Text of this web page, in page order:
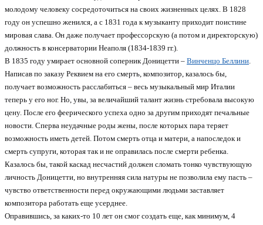
молодому человеку сосредоточиться на своих жизненных целях. В 1828
году он успешно женился, а с 1831 года к музыканту приходит поистине
мировая слава. Он даже получает профессорскую (а потом и директорскую)
должность в консерватории Неаполя (1834-1839 гг.).
В 1835 году умирает основной соперник Доницетти – Винченцо Беллини
Написав по заказу Реквием на его смерть, композитор, казалось бы,
получает возможность расслабиться – весь музыкальный мир Италии
теперь у его ног. Но, увы, за величайший талант жизнь стребовала высокую
цену. После его феерического успеха одно за другим приходят печальные
новости. Сперва неудачные роды жены, после которых пара теряет
возможность иметь детей. Потом смерть отца и матери, а напоследок и
смерть супруги, которая так и не оправилась после смерти ребенка.
Казалось бы, такой каскад несчастий должен сломать тонко чувствующую
личность Доницетти, но внутренняя сила натуры не позволила ему пасть –
чувство ответственности перед окружающими людьми заставляет
композитора работать еще усерднее.
Оправившись, за каких-то 10 лет он смог создать еще, как минимум, 4